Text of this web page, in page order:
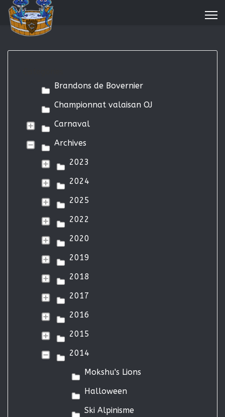
Brandons de Bovernier
Championnat valaisan OJ
Carnaval
Archives
2023
2024
2025
2022
2020
2019
2018
2017
2016
2015
2014
Mokshu's Lions
Halloween
Ski Alpinisme